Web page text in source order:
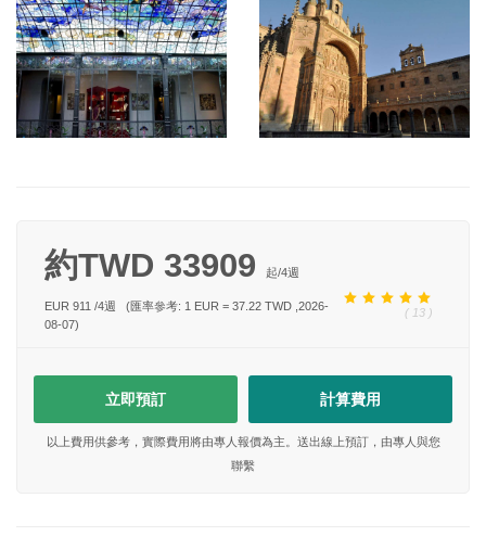
約TWD 33909 起/4週
EUR 911 /4週 ( 13 )
(匯率參考: 1 EUR = 37.22 TWD ,2026-
08-07)
立即預訂 計算費用
以上費用供參考，實際費用將由專人報價為主。送出線上預訂，由專人與您
聯繫